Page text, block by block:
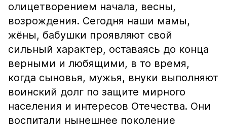
олицетворением начала, весны,
возрождения. Сегодня наши мамы,
жёны, бабушки проявляют свой
сильный характер, оставаясь до конца
верными и любящими, в то время,
когда сыновья, мужья, внуки выполняют
воинский долг по защите мирного
населения и интересов Отечества. Они
воспитали нынешнее поколение